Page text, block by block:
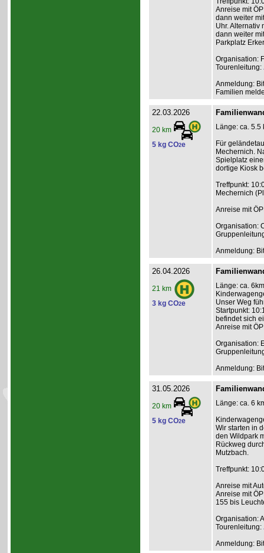
Anreise mit
dann weiter
Uhr. Alternativ
dann weiter
Parkplatz
Organisation:
Tourenleitung:
Anmeldung:
Familien
22.03.2026
20 km
5 kg CO2e
Länge: ca. 5.5
Für
Mechernich.
Spielplatz
dortige Kiosk
Treffpunkt:
Mechernich
Anreise mit
Organisation:
Anmeldung:
26.04.2026
21 km
3 kg CO2e
Länge: ca.
Unser Weg
Startpunkt:
befindet sich
Anreise mit
Organisation:
Anmeldung:
31.05.2026
20 km
5 kg CO2e
Länge: ca. 6
Wir starten in
den Wildpark
Rückweg
Mutzbach.
Treffpunkt:
Anreise mit
Anreise mit
155 bis
Organisation:
Tourenleitung:
Anmeldung: